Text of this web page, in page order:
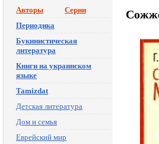
Авторы
Серии
Периодика
Букинистическая
литература
Книги на украинском
языке
Tamizdat
Детская литература
Дом и семья
Еврейский мир